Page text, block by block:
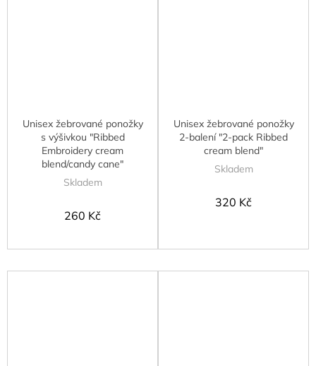
Unisex žebrované ponožky
s výšivkou "Ribbed
Embroidery cream
blend/candy cane"
Skladem
260 Kč
Unisex žebrované ponožky
2-balení "2-pack Ribbed
cream blend"
Skladem
320 Kč